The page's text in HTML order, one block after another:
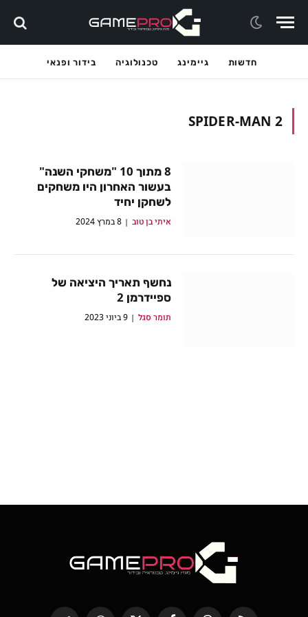
חדשות גיימינג טכנולוגיה בידור ופנאי
SPIDER-MAN 2
8 מתוך 10 "משחקי השנה"
בעשור האחרון היו משחקים
לשחקן יחיד
איתי בן טוב 8 במרץ 2024
נחשף תאריך היציאה של
ספיידרמן 2
תומר סגל 9 ביוני 2023